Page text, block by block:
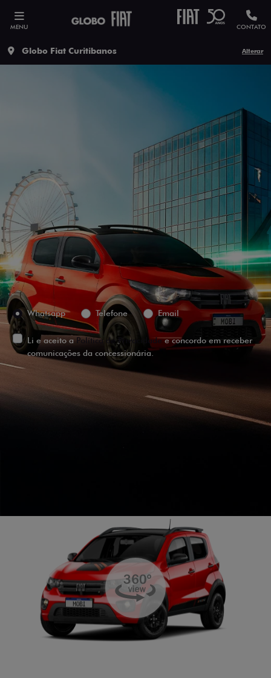
MENU CONTATO
Globo Fiat Curitibanos Alterar
ESTOU INTERESSADO
Versão escolhida
Preferência de contato:
Whatsapp
Telefone Email
Li e aceito aPolítica de Privacidadee concordo em receber
comunicações da concessionária.